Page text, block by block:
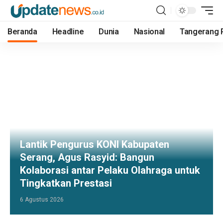
Beranda Headline Dunia Nasional Tangerang
Lantik Pengurus KONI Kabupaten
Serang, Agus Rasyid: Bangun
Kolaborasi antar Pelaku Olahraga untuk
Tingkatkan Prestasi
6 Agustus 2026